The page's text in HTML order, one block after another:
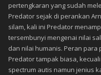
pertengkaran yang sudah
Predator sejak di perankan
silam, kali ini Predator
tersembunyi mengenai nilai
dan nilai humanis. Peran para
Predator tampak biasa,
spectrum autis namun jenius